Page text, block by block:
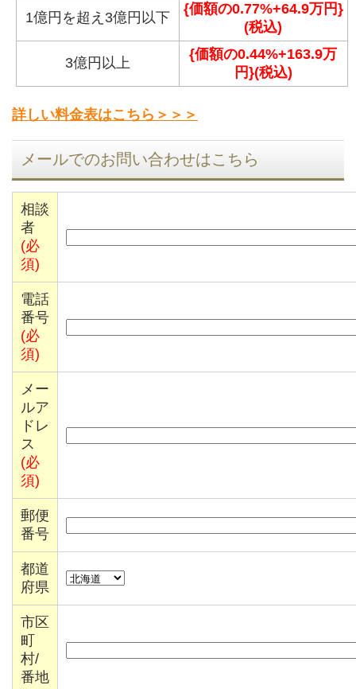
1億円を超え3億円以下
{価額の0.77%+64.9万円}
(税込)
3億円以上
{価額の0.44%+163.9万
円}(税込)
詳しい料金表はこちら＞＞＞
メールでのお問い合わせはこちら
相談
者
(必
須)
電話
番号
(必
須)
メー
ルア
ドレ
ス
(必
須)
郵便
番号
都道
府県
市区
町
村/
番地